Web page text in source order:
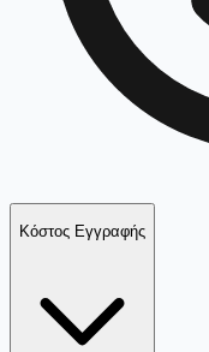
Κόστος Εγγραφής